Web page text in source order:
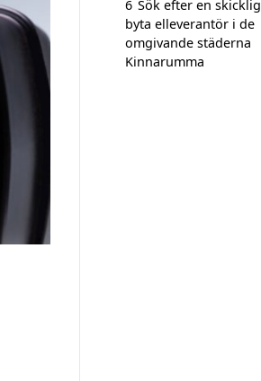
6 Sök efter en skicklig
byta elleverantör i de
omgivande städerna
Kinnarumma